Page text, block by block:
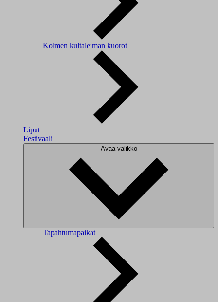
Kolmen kultaleiman kuorot
Liput
Festivaali
Avaa valikko
Tapahtumapaikat